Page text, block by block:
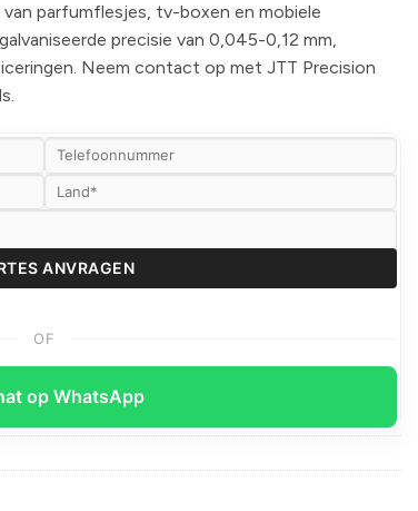
parfumflesjes, tv-boxen en mobiele
precisie van 0,045-0,12 mm,
Neem contact op met JTT Precision
OF
op WhatsApp